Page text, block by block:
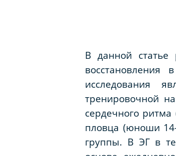
В данной статье
восстановления
исследования
тренировочной
сердечного
пловца (юноши
группы. В ЭГ в